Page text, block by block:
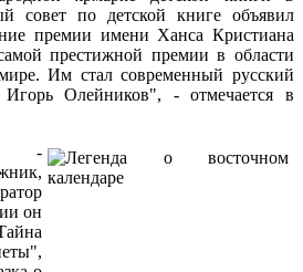
совет по детской книге объявил
премии имени Ханса Кристиана
престижной премии в области
Им стал современный русский
Игорь Олейников", - отмечается в
-
он